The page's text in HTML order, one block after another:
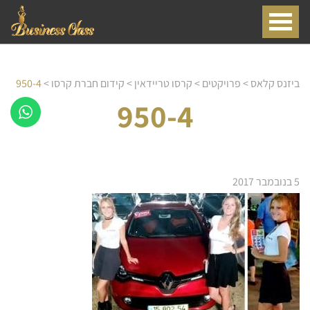
ביזנס קלאס>פרויקטים>קרסו טריידאין>קידום חברת קרסו>
950-4
950-4
5 בנובמבר 2017